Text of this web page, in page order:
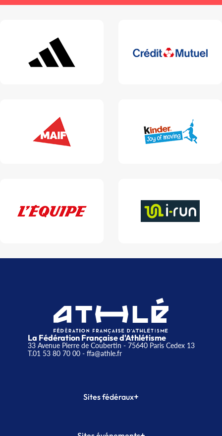
La Fédération Française d'Athlétisme
33 Avenue Pierre de Coubertin - 75640 Paris Cedex 13
T.01 53 80 70 00- ffa@athle.fr
Sites fédéraux+